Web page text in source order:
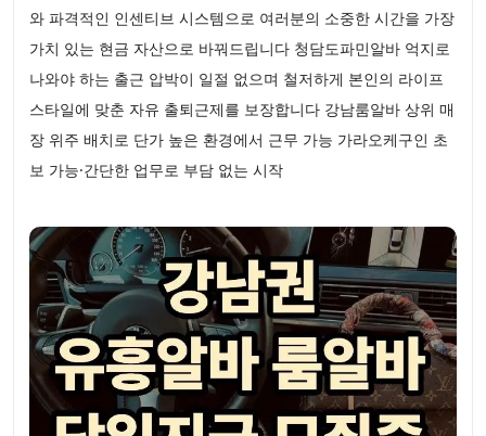
와 파격적인 인센티브 시스템으로 여러분의 소중한 시간을 가장
가치 있는 현금 자산으로 바꿔드립니다 청담도파민알바 억지로
나와야 하는 출근 압박이 일절 없으며 철저하게 본인의 라이프
스타일에 맞춘 자유 출퇴근제를 보장합니다 강남룸알바 상위 매
장 위주 배치로 단가 높은 환경에서 근무 가능 가라오케구인 초
보 가능·간단한 업무로 부담 없는 시작